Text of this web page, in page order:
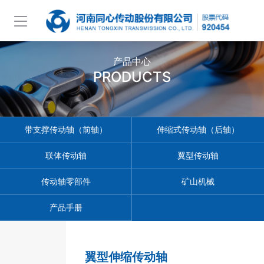
产品中心
PRODUCTS
带支撑传动轴（前轴） 伸缩式传动轴（后轴）
联体传动轴 翼型传动轴
传动轴零部件 矿山机械
产品手册
翼型伸缩传动轴